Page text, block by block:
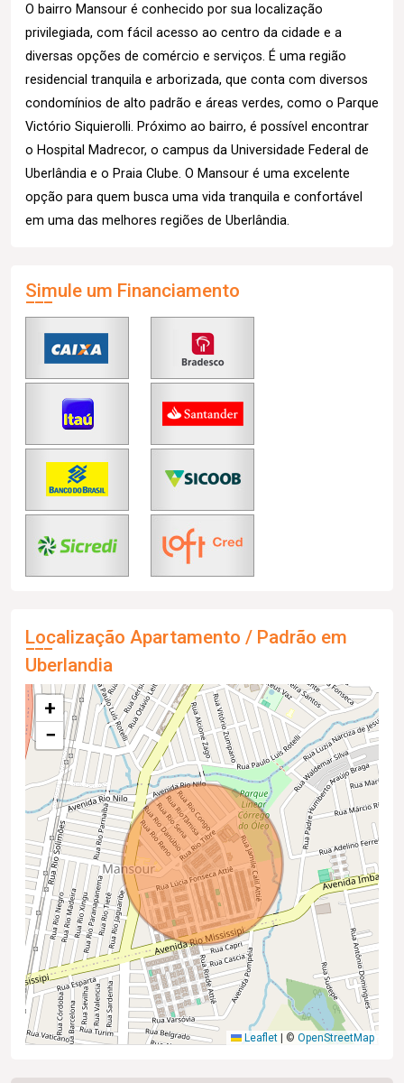
O bairro Mansour é conhecido por sua localização
privilegiada, com fácil acesso ao centro da cidade e a
diversas opções de comércio e serviços. É uma região
residencial tranquila e arborizada, que conta com diversos
condomínios de alto padrão e áreas verdes, como o Parque
Victório Siquierolli. Próximo ao bairro, é possível encontrar
o Hospital Madrecor, o campus da Universidade Federal de
Uberlândia e o Praia Clube. O Mansour é uma excelente
opção para quem busca uma vida tranquila e confortável
em uma das melhores regiões de Uberlândia.
Simule um Financiamento
Localização Apartamento / Padrão em
Uberlandia
+
−
Leaflet | © OpenStreetMap